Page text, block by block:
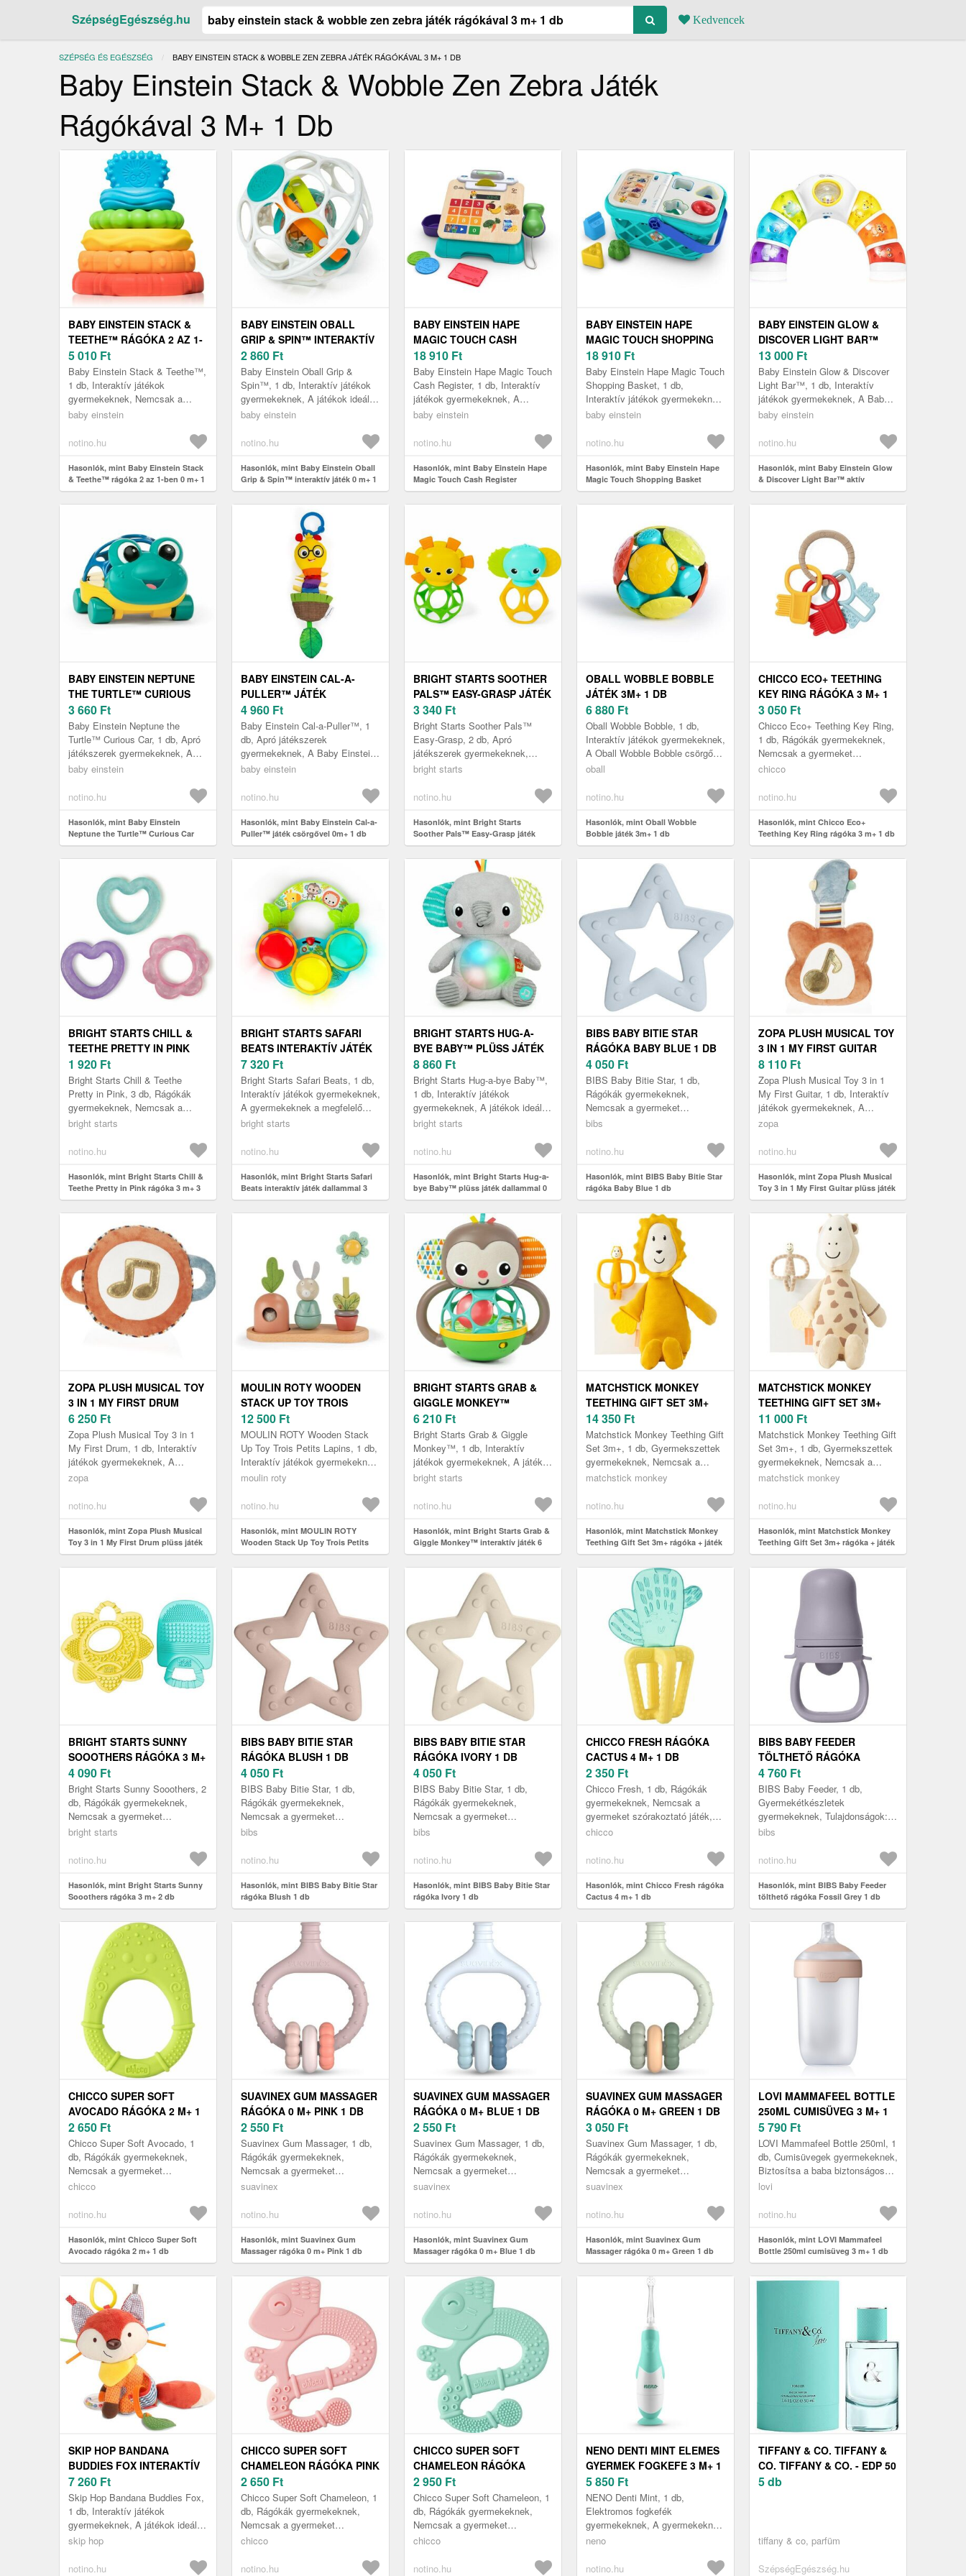
SzépségEgészség.hu Kedvencek
SZÉPSÉG ÉS EGÉSZSÉG JELENLEGI:
BABY EINSTEIN STACK & WOBBLE ZEN ZEBRA JÁTÉK RÁGÓKÁVAL 3 M+ 1 DB
Baby Einstein Stack & Wobble Zen Zebra Játék
Rágókával 3 M+ 1 Db
BABY EINSTEIN STACK &
TEETHE™ RÁGÓKA 2 AZ 1-
BEN 0 M+ 1 DB
5 010 Ft
Baby Einstein Stack & Teethe™,
1 db, Interaktív játékok
gyermekeknek, Nemcsak a
gyermeket szórakoztató játék,
az íny ma...
baby einstein
notino.hu
Hasonlók, mint Baby Einstein Stack
& Teethe™ rágóka 2 az 1-ben 0 m+ 1
db
BABY EINSTEIN OBALL
GRIP & SPIN™ INTERAKTÍV
JÁTÉK 0 M+ 1 DB
2 860 Ft
Baby Einstein Oball Grip &
Spin™, 1 db, Interaktív játékok
gyermekeknek, A játékok ideális
megoldást jelentenek a
lekötésér...
baby einstein
notino.hu
Hasonlók, mint Baby Einstein Oball
Grip & Spin™ interaktív játék 0 m+ 1
db
BABY EINSTEIN HAPE
MAGIC TOUCH CASH
REGISTER INTERAKTÍV
JÁTÉK 9 M+ 1 DB
18 910 Ft
Baby Einstein Hape Magic Touch
Cash Register, 1 db, Interaktív
játékok gyermekeknek, A
gyermekeknek a megfelelő
különf...
baby einstein
notino.hu
Hasonlók, mint Baby Einstein Hape
Magic Touch Cash Register
interaktív játék 9 m+ 1 db
BABY EINSTEIN HAPE
MAGIC TOUCH SHOPPING
BASKET INTERAKTÍV JÁTÉK
9 M+ 1 DB
18 910 Ft
Baby Einstein Hape Magic Touch
Shopping Basket, 1 db,
Interaktív játékok gyermekeknek,
A gyermekeknek a megfelelő
külö...
baby einstein
notino.hu
Hasonlók, mint Baby Einstein Hape
Magic Touch Shopping Basket
interaktív játék 9 m+ 1 db
BABY EINSTEIN GLOW &
DISCOVER LIGHT BAR™
AKTÍV VILÁGÍTÓPANEL 3
M+ 1 DB
13 000 Ft
Baby Einstein Glow & Discover
Light Bar™, 1 db, Interaktív
játékok gyermekeknek, A Baby
Einstein Glow & Discover Light
baby einstein
notino.hu
Hasonlók, mint Baby Einstein Glow
& Discover Light Bar™ aktív
világítópanel 3 m+ 1 db
BABY EINSTEIN NEPTUNE
THE TURTLE™ CURIOUS
CAR KISAUTÓ CSÖRGŐVEL
3 M+ 1 DB
3 660 Ft
Baby Einstein Neptune the
Turtle™ Curious Car, 1 db, Apró
játékszerek gyermekeknek, A
játékok ideális megoldást
figyelméne...
baby einstein
notino.hu
Hasonlók, mint Baby Einstein
Neptune the Turtle™ Curious Car
kisautó csörgővel 3 m+ 1 db
BABY EINSTEIN CAL-A-
PULLER™ JÁTÉK
CSÖRGŐVEL 0M+ 1 DB
4 960 Ft
Baby Einstein Cal-a-Puller™, 1
db, Apró játékszerek
gyermekeknek, A Baby Einstein
Cal-a-Puller™ csörgő játékosan
baby einstein
notino.hu
Hasonlók, mint Baby Einstein Cal-a-
Puller™ játék csörgővel 0m+ 1 db
BRIGHT STARTS SOOTHER
PALS™ EASY-GRASP JÁTÉK
RÁGÓKÁVAL 3 M+ 2 DB
3 340 Ft
Bright Starts Soother Pals™
Easy-Grasp, 2 db, Apró
játékszerek gyermekeknek,
Nemcsak a gyermeket
egyben segédeszköz is az...
bright starts
notino.hu
Hasonlók, mint Bright Starts
Soother Pals™ Easy-Grasp játék
rágókával 3 m+ 2 db
OBALL WOBBLE BOBBLE
JÁTÉK 3M+ 1 DB
6 880 Ft
Oball Wobble Bobble, 1 db,
Interaktív játékok gyermekeknek,
A Oball Wobble Bobble csörgő
játékosan leköti a pici figyelmét,
oball
notino.hu
Hasonlók, mint Oball Wobble
Bobble játék 3m+ 1 db
CHICCO ECO+ TEETHING
KEY RING RÁGÓKA 3 M+ 1
DB
3 050 Ft
Chicco Eco+ Teething Key Ring,
1 db, Rágókák gyermekeknek,
Nemcsak a gyermeket
szórakoztató játék, hanem
masszírozásár...
chicco
notino.hu
Hasonlók, mint Chicco Eco+
Teething Key Ring rágóka 3 m+ 1 db
BRIGHT STARTS CHILL &
TEETHE PRETTY IN PINK
RÁGÓKA 3 M+ 3 DB
1 920 Ft
Bright Starts Chill & Teethe
Pretty in Pink, 3 db, Rágókák
gyermekeknek, Nemcsak a
gyermeket szórakoztató játék,
az íny...
bright starts
notino.hu
Hasonlók, mint Bright Starts Chill &
Teethe Pretty in Pink rágóka 3 m+ 3
db
BRIGHT STARTS SAFARI
BEATS INTERAKTÍV JÁTÉK
DALLAMMAL 3 M+ 1 DB
7 320 Ft
Bright Starts Safari Beats, 1 db,
Interaktív játékok gyermekeknek,
A gyermekeknek a megfelelő
fejlődéshez a lehető legtöbb
bright starts
notino.hu
Hasonlók, mint Bright Starts Safari
Beats interaktív játék dallammal 3
m+ 1 db
BRIGHT STARTS HUG-A-
BYE BABY™ PLÜSS JÁTÉK
DALLAMMAL 0 M+ 1 DB
8 860 Ft
Bright Starts Hug-a-bye Baby™,
1 db, Interaktív játékok
gyermekeknek, A játékok ideális
megoldást jelentenek a
lekötésére. ...
bright starts
notino.hu
Hasonlók, mint Bright Starts Hug-a-
bye Baby™ plüss játék dallammal 0
m+ 1 db
BIBS BABY BITIE STAR
RÁGÓKA BABY BLUE 1 DB
4 050 Ft
BIBS Baby Bitie Star, 1 db,
Rágókák gyermekeknek,
Nemcsak a gyermeket
szórakoztató játék, hanem
masszírozására és a fo...
bibs
notino.hu
Hasonlók, mint BIBS Baby Bitie Star
rágóka Baby Blue 1 db
ZOPA PLUSH MUSICAL TOY
3 IN 1 MY FIRST GUITAR
PLÜSS JÁTÉK DALLAMMAL
12 M+ 1 DB
8 110 Ft
Zopa Plush Musical Toy 3 in 1
My First Guitar, 1 db, Interaktív
játékok gyermekeknek, A
gyermekeknek a megfelelő
külön...
zopa
notino.hu
Hasonlók, mint Zopa Plush Musical
Toy 3 in 1 My First Guitar plüss játék
dallammal 12 m+ 1 db
ZOPA PLUSH MUSICAL TOY
3 IN 1 MY FIRST DRUM
PLÜSS JÁTÉK DALLAMMAL
12 M+ 1 DB
6 250 Ft
Zopa Plush Musical Toy 3 in 1
My First Drum, 1 db, Interaktív
játékok gyermekeknek, A
gyermekeknek a megfelelő
különfé...
zopa
notino.hu
Hasonlók, mint Zopa Plush Musical
Toy 3 in 1 My First Drum plüss játék
dallammal 12 m+ 1 db
MOULIN ROTY WOODEN
STACK UP TOY TROIS
PETITS LAPINS INTERAKTÍV
JÁTÉK FÁBÓL KÉSZÜLT
12M+ 1 DB
12 500 Ft
MOULIN ROTY Wooden Stack
Up Toy Trois Petits Lapins, 1 db,
Interaktív játékok gyermekeknek,
A gyermekeknek a megfelelő
moulin roty
notino.hu
Hasonlók, mint MOULIN ROTY
Wooden Stack Up Toy Trois Petits
Lapins interaktív játék fából készült
12m+ 1 db
BRIGHT STARTS GRAB &
GIGGLE MONKEY™
INTERAKTÍV JÁTÉK 6 M+ 1
DB
6 210 Ft
Bright Starts Grab & Giggle
Monkey™, 1 db, Interaktív
játékok gyermekeknek, A játékok
ideális megoldást jelentenek a
bright starts
notino.hu
Hasonlók, mint Bright Starts Grab &
Giggle Monkey™ interaktív játék 6
m+ 1 db
MATCHSTICK MONKEY
TEETHING GIFT SET 3M+
RÁGÓKA + JÁTÉK LION 1
DB
14 350 Ft
Matchstick Monkey Teething Gift
Set 3m+, 1 db, Gyermekszettek
gyermekeknek, Nemcsak a
gyermeket szórakoztató játék,
az ...
matchstick monkey
notino.hu
Hasonlók, mint Matchstick Monkey
Teething Gift Set 3m+ rágóka + játék
Lion 1 db
MATCHSTICK MONKEY
TEETHING GIFT SET 3M+
RÁGÓKA + JÁTÉK GIRAFFE
1 DB
11 000 Ft
Matchstick Monkey Teething Gift
Set 3m+, 1 db, Gyermekszettek
gyermekeknek, Nemcsak a
gyermeket szórakoztató játék,
az ...
matchstick monkey
notino.hu
Hasonlók, mint Matchstick Monkey
Teething Gift Set 3m+ rágóka + játék
Giraffe 1 db
BRIGHT STARTS SUNNY
SOOOTHERS RÁGÓKA 3 M+
2 DB
4 090 Ft
Bright Starts Sunny Sooothers, 2
db, Rágókák gyermekeknek,
Nemcsak a gyermeket
szórakoztató játék, hanem
masszírozásár...
bright starts
notino.hu
Hasonlók, mint Bright Starts Sunny
Sooothers rágóka 3 m+ 2 db
BIBS BABY BITIE STAR
RÁGÓKA BLUSH 1 DB
4 050 Ft
BIBS Baby Bitie Star, 1 db,
Rágókák gyermekeknek,
Nemcsak a gyermeket
szórakoztató játék, hanem
masszírozására és a fo...
bibs
notino.hu
Hasonlók, mint BIBS Baby Bitie Star
rágóka Blush 1 db
BIBS BABY BITIE STAR
RÁGÓKA IVORY 1 DB
4 050 Ft
BIBS Baby Bitie Star, 1 db,
Rágókák gyermekeknek,
Nemcsak a gyermeket
szórakoztató játék, hanem
masszírozására és a fo...
bibs
notino.hu
Hasonlók, mint BIBS Baby Bitie Star
rágóka Ivory 1 db
CHICCO FRESH RÁGÓKA
CACTUS 4 M+ 1 DB
2 350 Ft
Chicco Fresh, 1 db, Rágókák
gyermekeknek, Nemcsak a
gyermeket szórakoztató játék,
hanem egyben segédeszköz is
fogacskák ...
chicco
notino.hu
Hasonlók, mint Chicco Fresh rágóka
Cactus 4 m+ 1 db
BIBS BABY FEEDER
TÖLTHETŐ RÁGÓKA
FOSSIL GREY 1 DB
4 760 Ft
BIBS Baby Feeder, 1 db,
Gyermekétkészletek
gyermekeknek, Tulajdonságok: a
biztonságos étkezésért minőségi
jól meg tud...
bibs
notino.hu
Hasonlók, mint BIBS Baby Feeder
tölthető rágóka Fossil Grey 1 db
CHICCO SUPER SOFT
AVOCADO RÁGÓKA 2 M+ 1
DB
2 650 Ft
Chicco Super Soft Avocado, 1
db, Rágókák gyermekeknek,
Nemcsak a gyermeket
szórakoztató játék, hanem
masszírozására és...
chicco
notino.hu
Hasonlók, mint Chicco Super Soft
Avocado rágóka 2 m+ 1 db
SUAVINEX GUM MASSAGER
RÁGÓKA 0 M+ PINK 1 DB
2 550 Ft
Suavinex Gum Massager, 1 db,
Rágókák gyermekeknek,
Nemcsak a gyermeket
szórakoztató játék, hanem
masszírozására és a f...
suavinex
notino.hu
Hasonlók, mint Suavinex Gum
Massager rágóka 0 m+ Pink 1 db
SUAVINEX GUM MASSAGER
RÁGÓKA 0 M+ BLUE 1 DB
2 550 Ft
Suavinex Gum Massager, 1 db,
Rágókák gyermekeknek,
Nemcsak a gyermeket
szórakoztató játék, hanem
masszírozására és a f...
suavinex
notino.hu
Hasonlók, mint Suavinex Gum
Massager rágóka 0 m+ Blue 1 db
SUAVINEX GUM MASSAGER
RÁGÓKA 0 M+ GREEN 1 DB
3 050 Ft
Suavinex Gum Massager, 1 db,
Rágókák gyermekeknek,
Nemcsak a gyermeket
szórakoztató játék, hanem
masszírozására és a f...
suavinex
notino.hu
Hasonlók, mint Suavinex Gum
Massager rágóka 0 m+ Green 1 db
LOVI MAMMAFEEL BOTTLE
250ML CUMISÜVEG 3 M+ 1
DB
5 790 Ft
LOVI Mammafeel Bottle 250ml, 1
db, Cumisüvegek gyermekeknek,
Biztosítsa a baba biztonságos
táplálását. A LOVI Mammafeel
lovi
notino.hu
Hasonlók, mint LOVI Mammafeel
Bottle 250ml cumisüveg 3 m+ 1 db
SKIP HOP BANDANA
BUDDIES FOX INTERAKTÍV
JÁTÉK RÁGÓKÁVAL
GYERMEKEKNEK
SZÜLETÉSTŐL
KEZDŐDŐEN 0M+ 1 DB
7 260 Ft
Skip Hop Bandana Buddies Fox,
1 db, Interaktív játékok
gyermekeknek, A játékok ideális
megoldást jelentenek a
lekötésére. A...
skip hop
notino.hu
CHICCO SUPER SOFT
CHAMELEON RÁGÓKA PINK
2 M+ 1 DB
2 650 Ft
Chicco Super Soft Chameleon, 1
db, Rágókák gyermekeknek,
Nemcsak a gyermeket
szórakoztató játék, hanem
masszírozására ...
chicco
notino.hu
CHICCO SUPER SOFT
CHAMELEON RÁGÓKA
BLUE 2 M+ 1 DB
2 950 Ft
Chicco Super Soft Chameleon, 1
db, Rágókák gyermekeknek,
Nemcsak a gyermeket
szórakoztató játék, hanem
masszírozására ...
chicco
notino.hu
NENO DENTI MINT ELEMES
GYERMEK FOGKEFE 3 M+ 1
DB
5 850 Ft
NENO Denti Mint, 1 db,
Elektromos fogkefék
gyermekeknek, A gyermekeknek
készült NENO Denti Mint
megbízhatóan és gyengéd...
neno
notino.hu
TIFFANY & CO. TIFFANY &
CO. TIFFANY & CO. - EDP 50
ML
5 db
tiffany & co, parfüm
SzépségEgészség.hu